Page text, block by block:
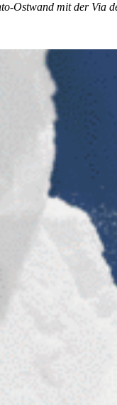
Ostwand mit der Via